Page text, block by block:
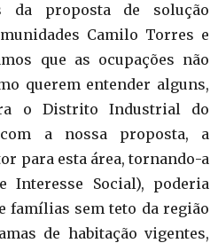
da proposta de solução
Camilo Torres e
que as ocupações não
querem entender alguns,
o Distrito Industrial do
a nossa proposta, a
para esta área, tornando-a
Interesse Social), poderia
famílias sem teto da região
de habitação vigentes,